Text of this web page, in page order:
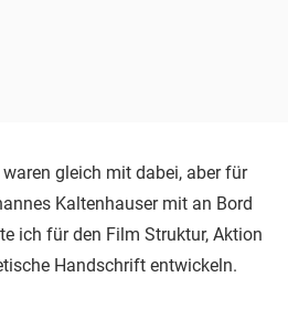
gleich mit dabei, aber für
Kaltenhauser mit an Bord
ich für den Film Struktur, Aktion
Handschrift entwickeln.